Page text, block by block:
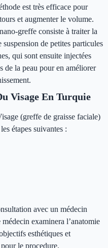
est très efficace pour
et augmenter le volume.
greffe consiste à traiter la
de petites particules
qui sont ensuite injectées
de la peau pour en améliorer
Visage En Turquie
(greffe de graisse faciale)
étapes suivantes :
avec un médecin
examinera l’anatomie
esthétiques et
le procedure.